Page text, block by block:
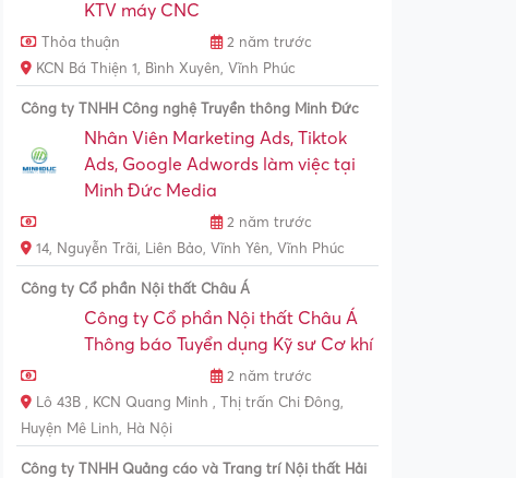
KTV máy CNC
Thỏa thuận
2 năm trước
KCN Bá Thiện 1, Bình Xuyên, Vĩnh Phúc
Công ty TNHH Công nghệ Truyền thông Minh Đức
Nhân Viên Marketing Ads, Tiktok
Ads, Google Adwords làm việc tại
Minh Đức Media
2 năm trước
14, Nguyễn Trãi, Liên Bảo, Vĩnh Yên, Vĩnh Phúc
Công ty Cổ phần Nội thất Châu Á
Công ty Cổ phần Nội thất Châu Á
Thông báo Tuyển dụng Kỹ sư Cơ khí
2 năm trước
Lô 43B , KCN Quang Minh , Thị trấn Chi Đông,
Huyện Mê Linh, Hà Nội
Công ty TNHH Quảng cáo và Trang trí Nội thất Hải